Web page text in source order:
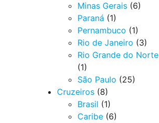
Minas Gerais (6)
Paraná (1)
Pernambuco (1)
Rio de Janeiro (3)
Rio Grande do Norte
(1)
São Paulo (25)
Cruzeiros (8)
Brasil (1)
Caribe (6)